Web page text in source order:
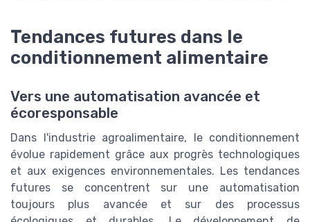
Tendances futures dans le
conditionnement alimentaire
Vers une automatisation avancée et
écoresponsable
Dans l'industrie agroalimentaire, le conditionnement
évolue rapidement grâce aux progrès technologiques
et aux exigences environnementales. Les tendances
futures se concentrent sur une automatisation
toujours plus avancée et sur des processus